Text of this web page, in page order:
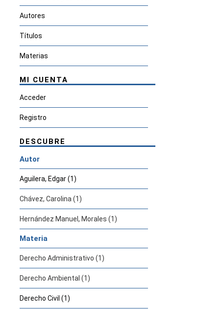
Autores
Títulos
Materias
MI CUENTA
Acceder
Registro
DESCUBRE
Autor
Aguilera, Edgar (1)
Chávez, Carolina (1)
Hernández Manuel, Morales (1)
Materia
Derecho Administrativo (1)
Derecho Ambiental (1)
Derecho Civil (1)